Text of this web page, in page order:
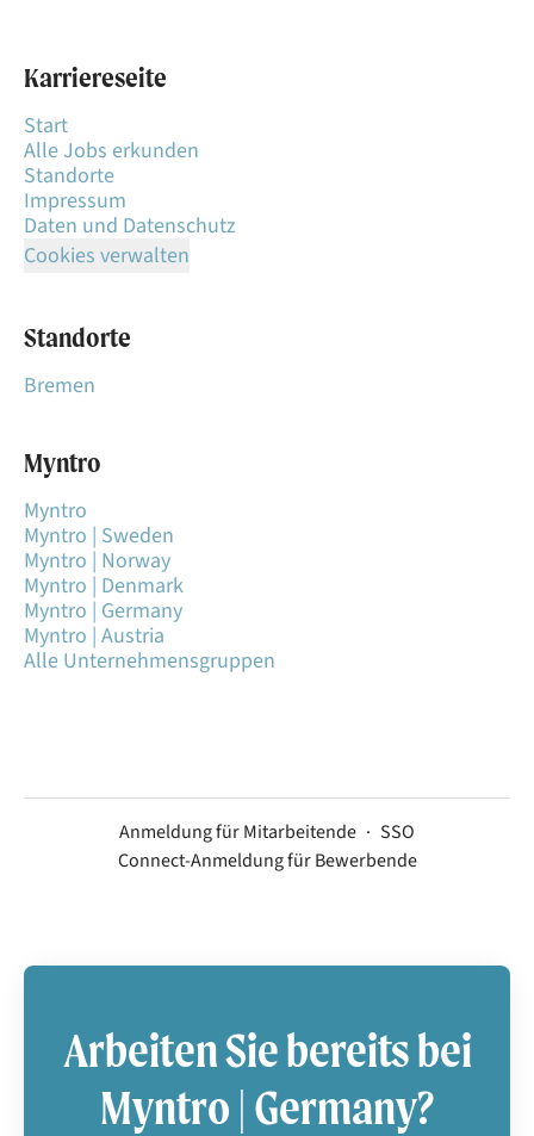
Karriereseite
Start
Alle Jobs erkunden
Standorte
Impressum
Daten und Datenschutz
Cookies verwalten
Standorte
Bremen
Myntro
Myntro
Myntro | Sweden
Myntro | Norway
Myntro | Denmark
Myntro | Germany
Myntro | Austria
Alle Unternehmensgruppen
Anmeldung für Mitarbeitende · SSO
Connect-Anmeldung für Bewerbende
Arbeiten Sie bereits bei
Myntro | Germany?